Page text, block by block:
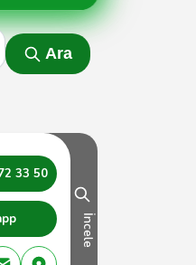
Ara
33 50
İncele